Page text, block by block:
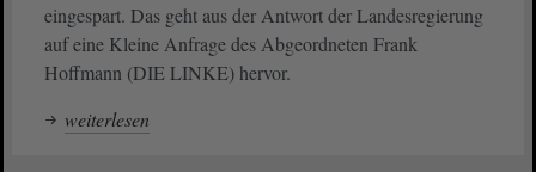
eingespart. Das geht aus der Antwort der Landesregierung
auf eine Kleine Anfrage des Abgeordneten Frank
Hoffmann (DIE LINKE) hervor.
weiterlesen